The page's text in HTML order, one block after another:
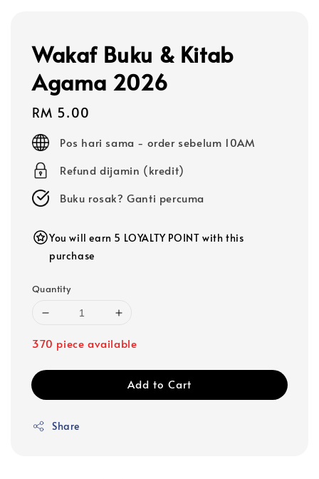
Wakaf Buku & Kitab
Agama 2026
Regular
price
RM 5.00
Pos hari sama - order sebelum 10AM
Refund dijamin (kredit)
Buku rosak? Ganti percuma
You will earn 5 LOYALTY POINT with this
purchase
Quantity
370 piece available
Add to Cart
Share